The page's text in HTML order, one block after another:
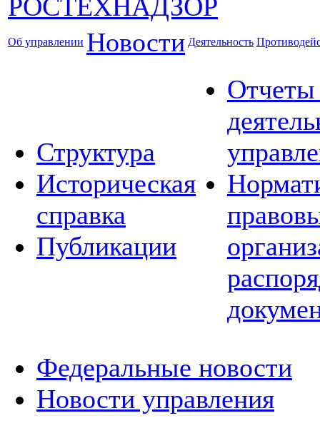
Об управлении Новости Деятельность
Структура
Историческая
справка
Публикации
Отчеты
Федеральные новости
Новости управления